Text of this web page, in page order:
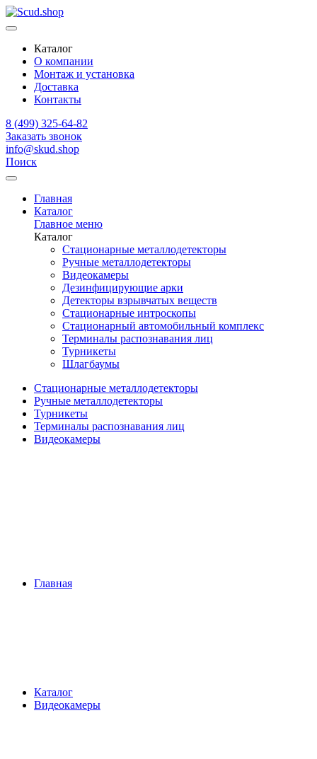
Каталог
О компании
Монтаж и установка
Доставка
Контакты
8 (499) 325-64-82
Заказать звонок
info@skud.shop
Поиск
Главная
Каталог
Главное меню
Каталог
Стационарные металлодетекторы
Ручные металлодетекторы
Видеокамеры
Дезинфицирующие арки
Детекторы взрывчатых веществ
Стационарные интроскопы
Стационарный автомобильный комплекс
Терминалы распознавания лиц
Турникеты
Шлагбаумы
Стационарные металлодетекторы
Ручные металлодетекторы
Турникеты
Терминалы распознавания лиц
Видеокамеры
Главная
Каталог
Видеокамеры